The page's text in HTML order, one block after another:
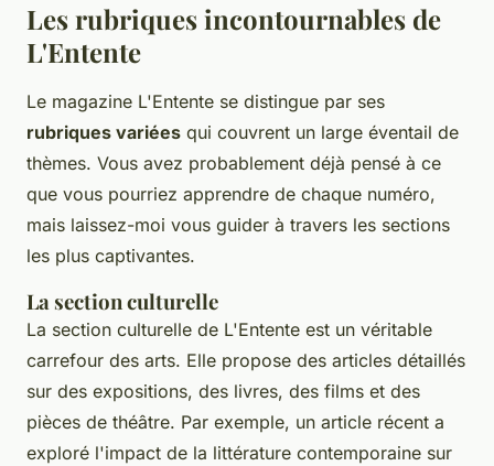
Les rubriques incontournables de
L'Entente
Le magazine L'Entente se distingue par ses
rubriques variées qui couvrent un large éventail de
thèmes. Vous avez probablement déjà pensé à ce
que vous pourriez apprendre de chaque numéro,
mais laissez-moi vous guider à travers les sections
les plus captivantes.
La section culturelle
La section culturelle de L'Entente est un véritable
carrefour des arts. Elle propose des articles détaillés
sur des expositions, des livres, des films et des
pièces de théâtre. Par exemple, un article récent a
exploré l'impact de la littérature contemporaine sur